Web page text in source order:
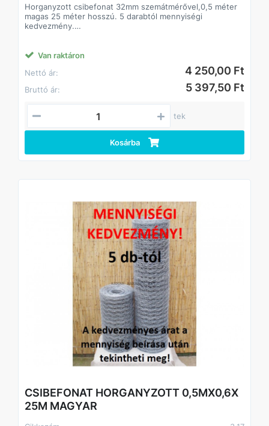
Horganyzott csibefonat 32mm szemátmérővel,0,5 méter
magas 25 méter hosszú. 5 darabtól mennyiségi
kedvezmény.
felhasználásig
Van raktáron
Nettó ár:
4 250,00 Ft
Bruttó ár: 5 397,50 Ft
tek
Kosárba
CSIBEFONAT HORGANYZOTT 0,5MX0,6X
25M MAGYAR